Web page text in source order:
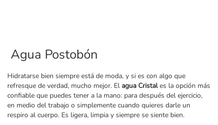
Agua Postobón
Hidratarse bien siempre está de moda, y si es con algo que
refresque de verdad, mucho mejor. El agua Cristales la opción más
confiable que puedes tener a la mano: para después del ejercicio,
en medio del trabajo o simplemente cuando quieres darle un
respiro al cuerpo. Es ligera, limpia y siempre se siente bien.